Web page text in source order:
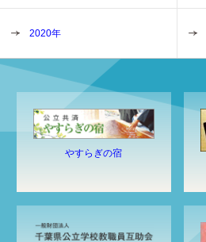
2020年
やすらぎの宿